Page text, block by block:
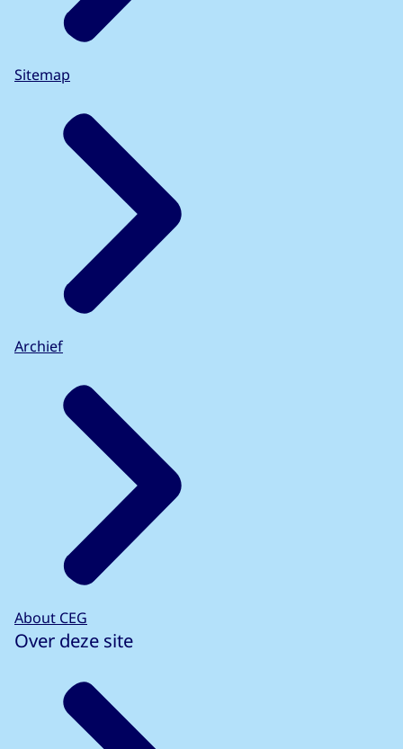
Sitemap
Archief
About CEG
Over deze site